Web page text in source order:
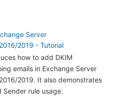
Server
2019 - Tutorial
how to add DKIM
emails in Exchange Server
2019. It also demonstrates
Sender rule usage.